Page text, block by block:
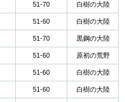
51-70 白樹の大陸
51-60 白樹の大陸
51-70 黒鋼の大陸
51-60 原初の荒野
51-60 白樹の大陸
51-60 白樹の大陸